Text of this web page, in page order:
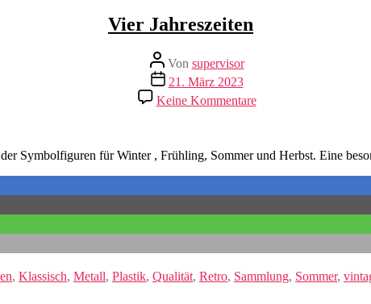
Vier Jahreszeiten
Beitragsautor
Von supervisor
Veröffentlichungsdatum
21. März 2023
Keine Kommentarezu
Vier
Symbolfiguren für Winter , Frühling, Sommer und Herbst. Eine
, Klassisch, Metall, Plastik, Qualität, Retro, Sammlung, Sommer,